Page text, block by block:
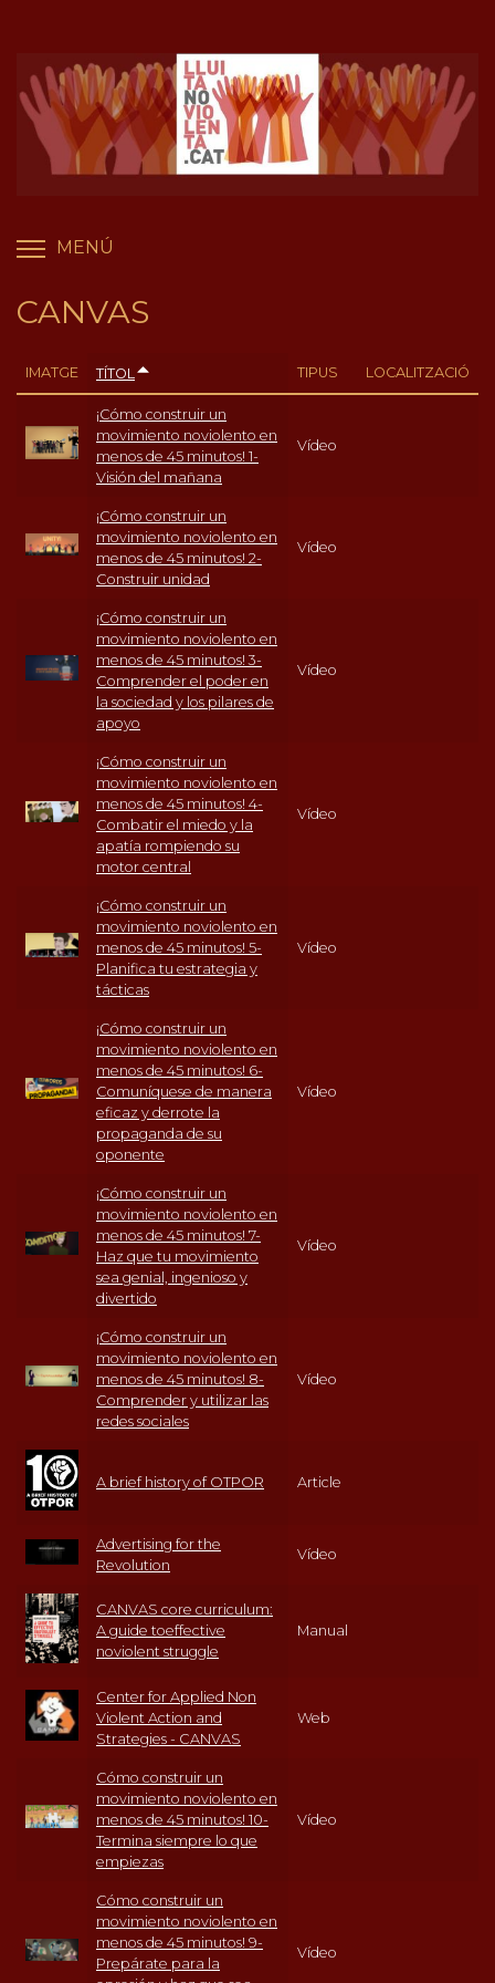
contingut
MENÚ
CANVAS
IMATGE TÍTOL TIPUS LOCALITZACIÓ
¡Cómo construir un
movimiento noviolento en
menos de 45 minutos! 1-
Visión del mañana
Vídeo
¡Cómo construir un
movimiento noviolento en
menos de 45 minutos! 2-
Construir unidad
Vídeo
¡Cómo construir un
movimiento noviolento en
menos de 45 minutos! 3-
Comprender el poder en
la sociedad y los pilares de
apoyo
Vídeo
¡Cómo construir un
movimiento noviolento en
menos de 45 minutos! 4-
Combatir el miedo y la
apatía rompiendo su
motor central
Vídeo
¡Cómo construir un
movimiento noviolento en
menos de 45 minutos! 5-
Planifica tu estrategia y
tácticas
Vídeo
¡Cómo construir un
movimiento noviolento en
menos de 45 minutos! 6-
Comuníquese de manera
eficaz y derrote la
propaganda de su
oponente
Vídeo
¡Cómo construir un
movimiento noviolento en
menos de 45 minutos! 7-
Haz que tu movimiento
sea genial, ingenioso y
divertido
Vídeo
¡Cómo construir un
movimiento noviolento en
menos de 45 minutos! 8-
Comprender y utilizar las
redes sociales
Vídeo
A brief history of OTPOR Article
Advertising for the
Revolution
Vídeo
CANVAS core curriculum:
A guide toeffective
noviolent struggle
Manual
Center for Applied Non
Violent Action and
Strategies - CANVAS
Web
Cómo construir un
movimiento noviolento en
menos de 45 minutos! 10-
Termina siempre lo que
empiezas
Vídeo
Cómo construir un
movimiento noviolento en
menos de 45 minutos! 9-
Prepárate para la
Vídeo